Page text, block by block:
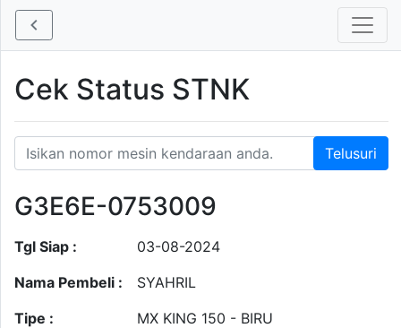
Cek Status STNK
G3E6E-0753009
Tgl Siap :
03-08-2024
Nama Pembeli :
SYAHRIL
Tipe :
MX KING 150 - BIRU